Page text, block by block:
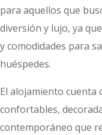
para aquellos que
diversión y lujo, ya
y comodidades para
huéspedes.
El alojamiento cuenta
confortables,
contemporáneo que